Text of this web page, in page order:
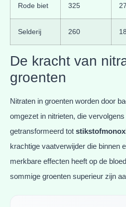
Rode biet 325
Selderij 260
De kracht van
groenten
Nitraten in groenten worden door
omgezet in nitrieten, die
getransformeerd tot
krachtige vaatverwijder die binnen
merkbare effecten heeft op de
sommige groenten superieur zijn